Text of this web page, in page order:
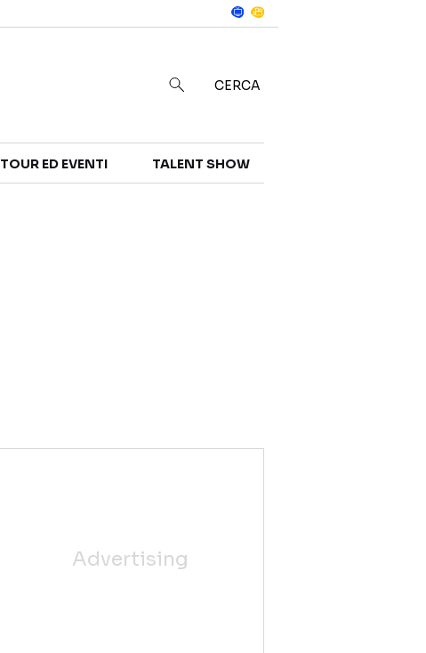
CERCA
TOUR ED EVENTI TALENT SHOW